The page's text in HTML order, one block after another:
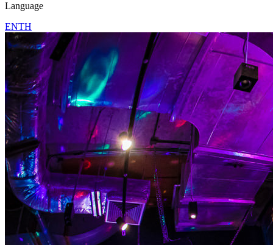
Language
ENTH